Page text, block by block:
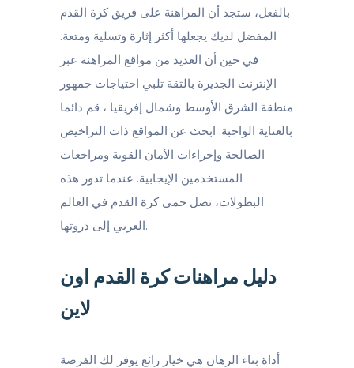
بالفعل، ستجد أن المراهنة على فريق كرة القدم
المفضل لديك يجعلها أكثر إثارة وتسلية ومتعة.
في حين أن العديد من مواقع المراهنة عبر
الإنترنت الجديرة بالثقة تلبي احتياجات جمهور
منطقة الشرق الأوسط وشمال إفريقيا ، قم دائما
بالعناية الواجبة. ابحث عن المواقع ذات التراخيص
الصالحة وإجراءات الأمان القوية ومراجعات
المستخدمين الإيجابية. عندما تدور هذه
البطولات، تصل حمى كرة القدم في العالم
العربي إلى ذروتها.
دليل مراهنات كرة القدم اون
لاين
أداة بناء الرهان هي خيار رائع يوفر لك الفرصة